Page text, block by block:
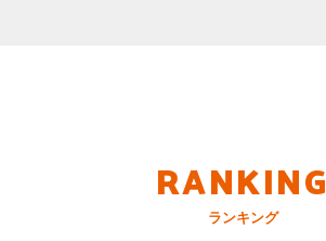
RANKING
ランキング